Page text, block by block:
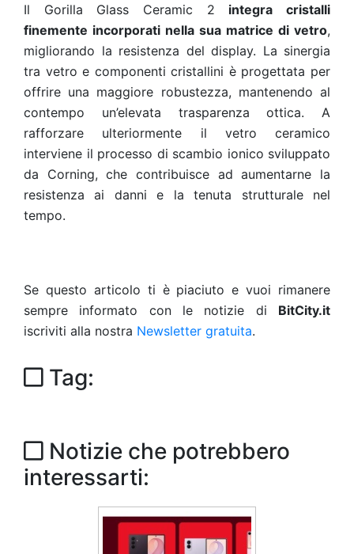
Il Gorilla Glass Ceramic 2 integra cristalli
finemente incorporati nella sua matrice di vetro,
migliorando la resistenza del display. La sinergia
tra vetro e componenti cristallini è progettata per
offrire una maggiore robustezza, mantenendo al
contempo un’elevata trasparenza ottica. A
rafforzare ulteriormente il vetro ceramico
interviene il processo di scambio ionico sviluppato
da Corning, che contribuisce ad aumentarne la
resistenza ai danni e la tenuta strutturale nel
tempo.
Se questo articolo ti è piaciuto e vuoi rimanere
sempre informato con le notizie di BitCity.it
iscriviti alla nostra Newsletter gratuita.
Tag:
Notizie che potrebbero
interessarti: